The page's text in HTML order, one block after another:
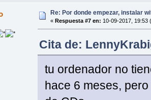
Re: Por donde empezar, instalar
« Respuesta #7 en: 10-09-2017, 19:53
Cita de:
tu ordenador no
hace 6 meses,